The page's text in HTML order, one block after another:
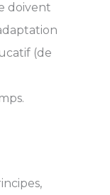
doivent
(de